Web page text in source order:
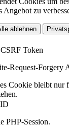
Angebot zu
ablehnen
Token
Request-Forgery
Cookie bleibt nur
PHP-Session.